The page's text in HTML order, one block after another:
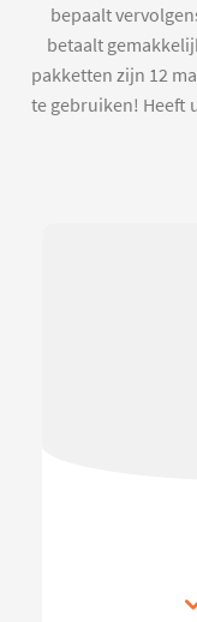
bepaalt
betaalt
pakketten zijn 12
te gebruiken! Heeft